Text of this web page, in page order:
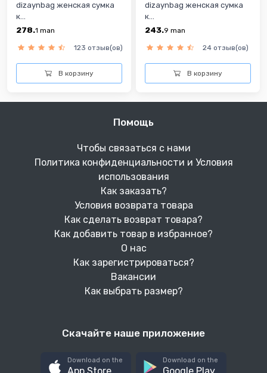
dizaynbag женская сумка
к...
278.1 man
123 отзыв(ов)
В корзину
dizaynbag женская сумка
к...
243.9 man
24 отзыв(ов)
В корзину
Помощь
Чтобы связаться с нами
Политика конфиденциальности и Условия
использования
Как заказать?
Условия возврата товара
Как сделать возврат товара?
Как добавить товар в избранное?
О нас
Как зарегистрироваться?
Вакансии
Как выбрать размер?
Скачайте наше приложение
Download on the Download on the